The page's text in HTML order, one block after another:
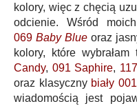
kolory, więc z chęcią
odcienie. Wśród
069Baby Blue oraz
kolory, które wybrałam
Candy, 091 Saphire,
oraz klasyczny biały 001
wiadomością jest